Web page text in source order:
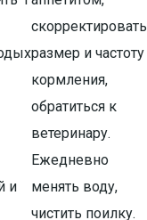
скорректировать
размер и частоту
кормления,
обратиться к
ветеринару.
и
Ежедневно
менять воду,
чистить поилку.